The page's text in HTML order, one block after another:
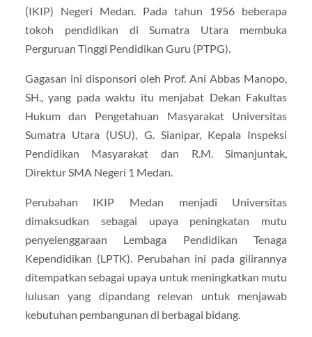
(IKIP) Negeri Medan. Pada tahun 1956 beberapa
tokoh pendidikan di Sumatra Utara membuka
Perguruan Tinggi Pendidikan Guru (PTPG).
Gagasan ini disponsori oleh Prof. Ani Abbas Manopo,
SH., yang pada waktu itu menjabat Dekan Fakultas
Hukum dan Pengetahuan Masyarakat Universitas
Sumatra Utara (USU), G. Sianipar, Kepala Inspeksi
Pendidikan Masyarakat dan R.M. Simanjuntak,
Direktur SMA Negeri 1 Medan.
Perubahan IKIP Medan menjadi Universitas
dimaksudkan sebagai upaya peningkatan mutu
penyelenggaraan Lembaga Pendidikan Tenaga
Kependidikan (LPTK). Perubahan ini pada gilirannya
ditempatkan sebagai upaya untuk meningkatkan mutu
lulusan yang dipandang relevan untuk menjawab
kebutuhan pembangunan di berbagai bidang.